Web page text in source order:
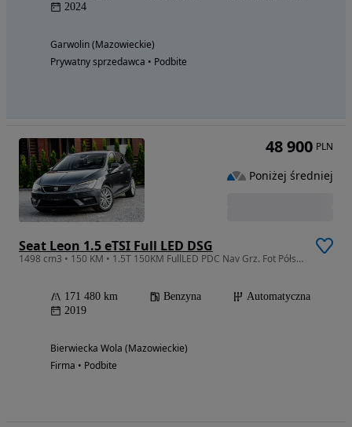
2024
Garwolin (Mazowieckie)
Prywatny sprzedawca • Podbite
Seat Leon 1.5 eTSI Full LED DSG
1498 cm3 • 150 KM • 1.5T 150KM FullLED PDC Nav Grz. Fot Półskóra Front Ass. Lane Ass.
171 480 km Benzyna
Automatyczna
2019
Bierwiecka Wola (Mazowieckie)
Firma • Podbite
48 900 PLN
Poniżej średniej